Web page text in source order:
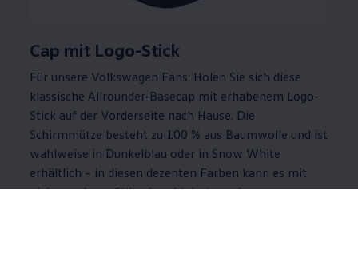
Cap mit Logo-Stick
Für unsere Volkswagen Fans: Holen Sie sich diese
klassische Allrounder-Basecap mit erhabenem Logo-
Stick auf der Vorderseite nach Hause. Die
Schirmmütze besteht zu 100 % aus Baumwolle und ist
wahlweise in Dunkelblau oder in Snow White
erhältlich – in diesen dezenten Farben kann es mit
vielen anderen Stilen kombiniert werden.